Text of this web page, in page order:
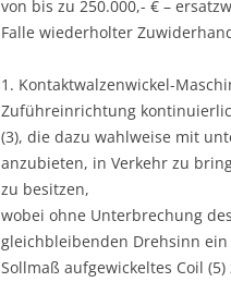
von bis zu 250.000,- € –
Falle wiederholter
1. Kontaktwalzenwickel-
Zuführeinrichtung
(3), die dazu wahlweise mit
anzubieten, in Verkehr zu
zu besitzen,
wobei ohne Unterbrechung
gleichbleibenden Drehsinn ein
Sollmaß aufgewickeltes Coil